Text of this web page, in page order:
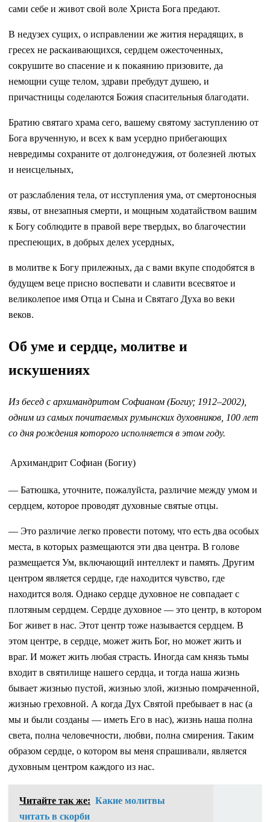
сами себе и живот свой воле Христа Бога предают.
В недузех сущих, о исправлении же жития нерадящих, в
гресех не раскаивающихся, сердцем ожесточенных,
сокрушите во спасение и к покаянию призовите, да
немощни суще телом, здрави пребудут душею, и
причастницы соделаются Божия спасительныя благодати.
Братию святаго храма сего, вашему святому заступлению от
Бога врученную, и всех к вам усердно прибегающих
невредимы сохраните от долгонедужия, от болезней лютых
и неисцельных,
от разслабления тела, от исступления ума, от смертоносныя
язвы, от внезапныя смерти, и мощным ходатайством вашим
к Богу соблюдите в правой вере твердых, во благочестии
преспеющих, в добрых делех усердных,
в молитве к Богу прилежных, да с вами вкупе сподобятся в
будущем веце присно воспевати и славити всесвятое и
великолепое имя Отца и Сына и Святаго Духа во веки
веков.
Об уме и сердце, молитве и
искушениях
Из бесед с архимандритом Софианом (Богиу; 1912–2002),
одним из самых почитаемых румынских духовников, 100 лет
со дня рождения которого исполняется в этом году.
Архимандрит Софиан (Богиу)
— Батюшка, уточните, пожалуйста, различие между умом и
сердцем, которое проводят духовные святые отцы.
— Это различие легко провести потому, что есть два особых
места, в которых размещаются эти два центра. В голове
размещается Ум, включающий интеллект и память. Другим
центром является сердце, где находится чувство, где
находится воля. Однако сердце духовное не совпадает с
плотяным сердцем. Сердце духовное — это центр, в котором
Бог живет в нас. Этот центр тоже называется сердцем. В
этом центре, в сердце, может жить Бог, но может жить и
враг. И может жить любая страсть. Иногда сам князь тьмы
входит в святилище нашего сердца, и тогда наша жизнь
бывает жизнью пустой, жизнью злой, жизнью помраченной,
жизнью греховной. А когда Дух Святой пребывает в нас (а
мы и были созданы — иметь Его в нас), жизнь наша полна
света, полна человечности, любви, полна смирения. Таким
образом сердце, о котором вы меня спрашивали, является
духовным центром каждого из нас.
Читайте так же: Какие молитвы
читать в скорби